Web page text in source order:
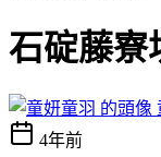
石碇藤寮
4年前